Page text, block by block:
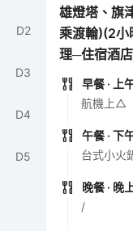
D2
D3
D4
D5
雄燈塔、旗
乘渡輪)(2小
理─住宿酒店
早餐 · 上
航機上△
午餐 · 下
台式小火
晚餐 · 晚
/